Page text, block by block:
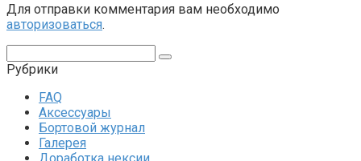
Для отправки комментария вам необходимо
авторизоваться.
Рубрики
FAQ
Аксессуары
Бортовой журнал
Галерея